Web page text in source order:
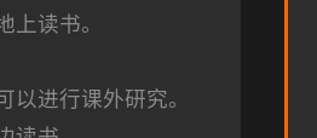
上读书。
以进行课外研究。